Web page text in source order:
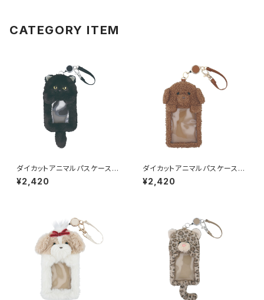
CATEGORY ITEM
ダイカットアニマルパスケース
（リール付き） 黒猫/クロネコ G
PC0059-A
¥2,420
ダイカットアニマルパスケース
（リール付き） トイ・プードル GP
C0059-B
¥2,420